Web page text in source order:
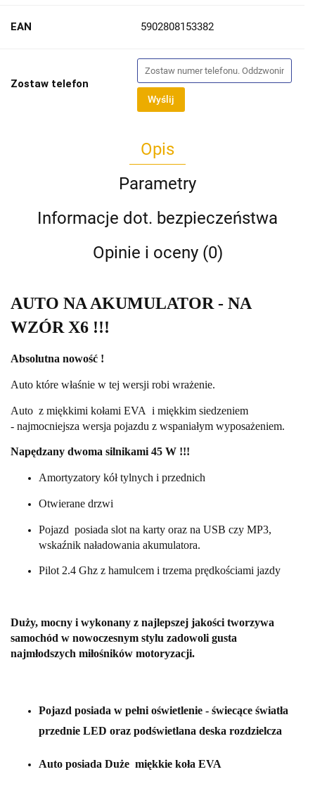
EAN 5902808153382
Zostaw telefon
Wyślij
Opis
Parametry
Informacje dot. bezpieczeństwa
Opinie i oceny (0)
AUTO NA AKUMULATOR - NA
WZÓR X6 !!!
Absolutna nowość !
Auto które właśnie w tej wersji robi wrażenie.
Auto z miękkimi kołami EVA i miękkim siedzeniem
- najmocniejsza wersja pojazdu z wspaniałym wyposażeniem.
Napędzany dwoma silnikami 45 W !!!
Amortyzatory kół tylnych i przednich
Otwierane drzwi
Pojazd posiada slot na karty oraz na USB czy MP3,
wskaźnik naładowania akumulatora.
Pilot 2.4 Ghz z hamulcem i trzema prędkościami jazdy
Duży, mocny i wykonany z najlepszej jakości tworzywa
samochód w nowoczesnym stylu zadowoli gusta
najmłodszych miłośników motoryzacji.
Pojazd posiada w pełni oświetlenie - świecące światła
przednie LED oraz podświetlana deska rozdzielcza
Auto posiada Duże miękkie koła EVA